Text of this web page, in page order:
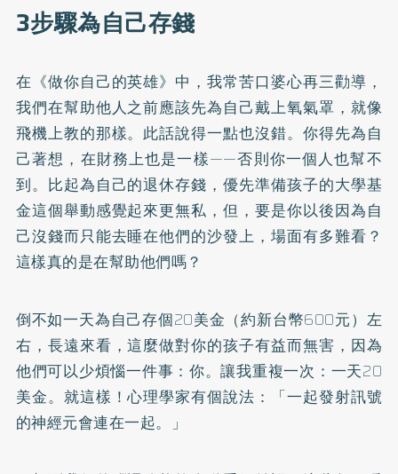
3步驟為自己存錢
在《做你自己的英雄》中，我常苦口婆心再三勸導，
我們在幫助他人之前應該先為自己戴上氧氣罩，就像
飛機上教的那樣。此話說得一點也沒錯。你得先為自
己著想，在財務上也是一樣——否則你一個人也幫不
到。比起為自己的退休存錢，優先準備孩子的大學基
金這個舉動感覺起來更無私，但，要是你以後因為自
己沒錢而只能去睡在他們的沙發上，場面有多難看？
這樣真的是在幫助他們嗎？
倒不如一天為自己存個20美金（約新台幣600元）左
右，長遠來看，這麼做對你的孩子有益而無害，因為
他們可以少煩惱一件事：你。讓我重複一次：一天20
美金。就這樣！心理學家有個說法：「一起發射訊號
的神經元會連在一起。」